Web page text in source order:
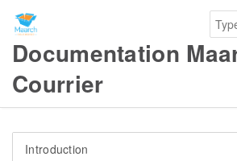
Documentation
Courrier
Introduction